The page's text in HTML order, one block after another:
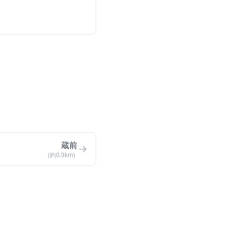
蔵前
(約0.9km)